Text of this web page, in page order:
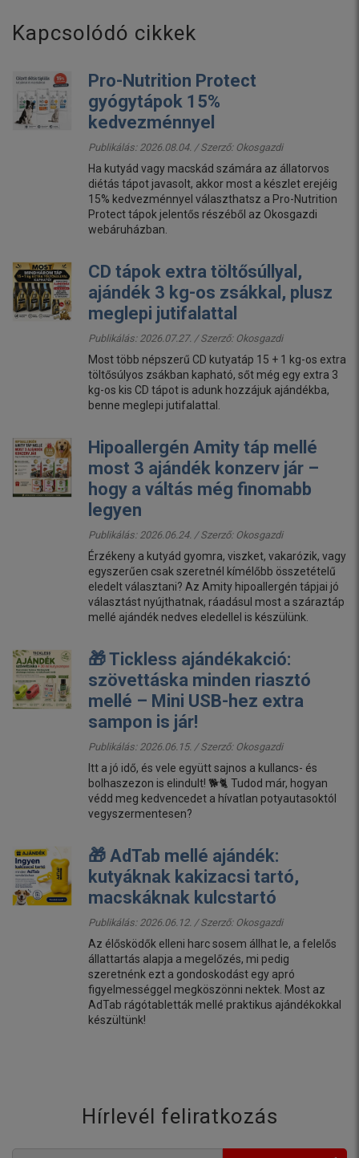
Kapcsolódó cikkek
Pro-Nutrition Protect
gyógytápok 15%
kedvezménnyel
Publikálás: 2026.08.04. / Szerző: Okosgazdi
Ha kutyád vagy macskád számára az állatorvos
diétás tápot javasolt, akkor most a készlet erejéig
15% kedvezménnyel választhatsz a Pro-Nutrition
Protect tápok jelentős részéből az Okosgazdi
webáruházban.
CD tápok extra töltősúllyal,
ajándék 3 kg-os zsákkal, plusz
meglepi jutifalattal
Publikálás: 2026.07.27. / Szerző: Okosgazdi
Most több népszerű CD kutyatáp 15 + 1 kg-os extra
töltősúlyos zsákban kapható, sőt még egy extra 3
kg-os kis CD tápot is adunk hozzájuk ajándékba,
benne meglepi jutifalattal.
Hipoallergén Amity táp mellé
most 3 ajándék konzerv jár –
hogy a váltás még finomabb
legyen
Publikálás: 2026.06.24. / Szerző: Okosgazdi
Érzékeny a kutyád gyomra, viszket, vakarózik, vagy
egyszerűen csak szeretnél kímélőbb összetételű
eledelt választani? Az Amity hipoallergén tápjai jó
választást nyújthatnak, ráadásul most a száraztáp
mellé ajándék nedves eledellel is készülünk.
🎁 Tickless ajándékakció:
szövettáska minden riasztó
mellé – Mini USB-hez extra
sampon is jár!
Publikálás: 2026.06.15. / Szerző: Okosgazdi
Itt a jó idő, és vele együtt sajnos a kullancs- és
bolhaszezon is elindult! 🐕🐈 Tudod már, hogyan
védd meg kedvencedet a hívatlan potyautasoktól
vegyszermentesen?
🎁 AdTab mellé ajándék:
kutyáknak kakizacsi tartó,
macskáknak kulcstartó
Publikálás: 2026.06.12. / Szerző: Okosgazdi
Az élősködők elleni harc sosem állhat le, a felelős
állattartás alapja a megelőzés, mi pedig
szeretnénk ezt a gondoskodást egy apró
figyelmességgel megköszönni nektek. Most az
AdTab rágótabletták mellé praktikus ajándékokkal
készültünk!
Hírlevél feliratkozás